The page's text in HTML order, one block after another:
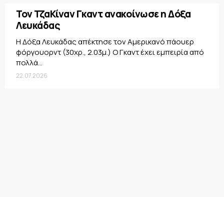
Τον ΤζαΚίναν Γκαντ ανακοίνωσε η Δόξα
Λευκάδας
Η Δόξα Λευκάδας απέκτησε τον Αμερικανό πάουερ
φόργουορντ (30χρ., 2.03μ.) Ο Γκαντ έχει εμπειρία από
πολλά...
22.07.2026